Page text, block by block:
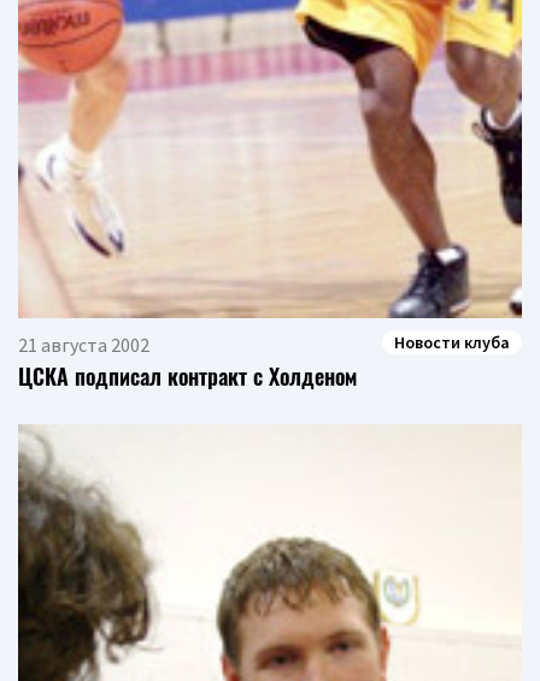
21 августа 2002 Новости клуба
ЦСКА подписал контракт с Холденом